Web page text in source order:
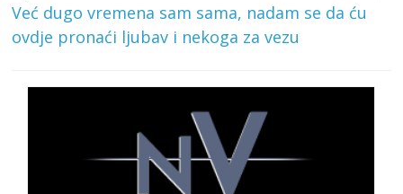
Već dugo vremena sam sama, nadam se da ću
ovdje pronaći ljubav i nekoga za vezu